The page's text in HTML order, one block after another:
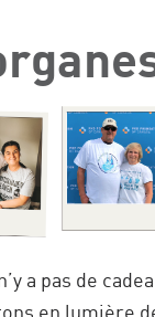
a pas de
en lumière